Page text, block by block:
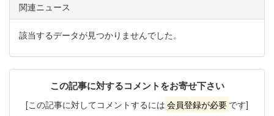
関連ニュース
該当するデータが見つかりませんでした。
この記事に対するコメントをお寄せ下さい
[この記事に対してコメントするには 会員登録が必要 です]